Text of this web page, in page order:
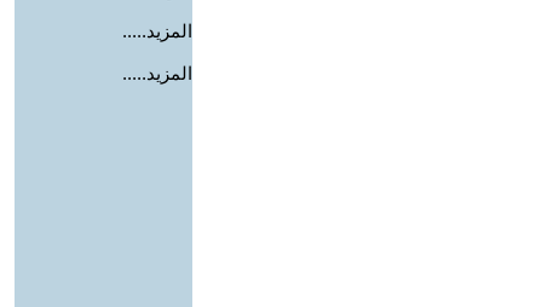
المزيد.....
المزيد.....